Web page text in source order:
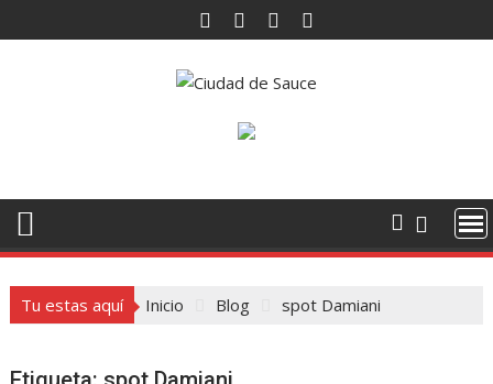
al
Tu estas aquí Inicio Blog spot Damiani